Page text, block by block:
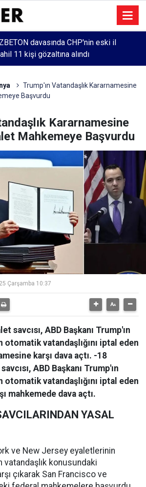
davasında CHP'nin eski il
11 kişi gözaltına alındı
Trump'ın Vatandaşlık Kararnamesine
Başvurdu
Kararnamesine
Mahkemeye Başvurdu
Çarşamba 10:37
savcısı, ABD Başkanı Trump'ın
otomatik vatandaşlığını iptal eden
karşı dava açtı. -18
ABD Başkanı Trump'ın
otomatik vatandaşlığını iptal eden
mahkemede dava açtı.
YASAL
ve New Jersey eyaletlerinin
vatandaşlık konusundaki
çıkarak San Francisco ve